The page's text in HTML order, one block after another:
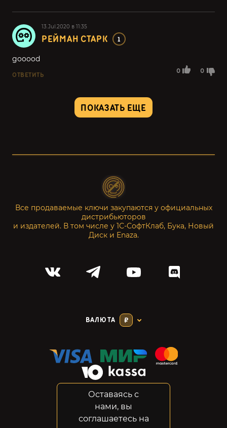
13.Jul.2020 в 11:35
РЕЙМАН СТАРК 1
0 0
gooood
ОТВЕТИТЬ
ПОКАЗАТЬ ЕЩЕ
Все продаваемые ключи закупаются у официальных
дистрибьюторов
и издателей. В том числе у 1С-СофтКлаб, Бука, Новый
Диск и Enaza.
ВАЛЮТА ₽
Конфиденциальность
Возвраты
Оставаясь с
нами, вы
соглашаетесь на